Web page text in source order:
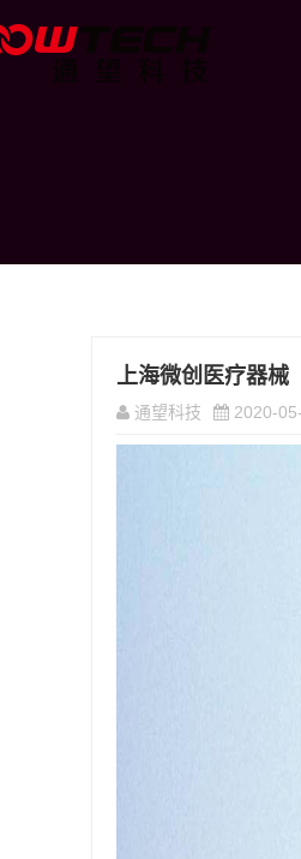
上海微创医疗器械
通望科技 2020-